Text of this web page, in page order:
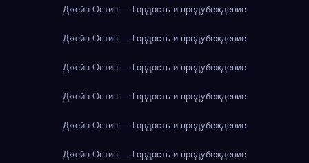
Джейн Остин — Гордость и предубеждение
Джейн Остин — Гордость и предубеждение
Джейн Остин — Гордость и предубеждение
Джейн Остин — Гордость и предубеждение
Джейн Остин — Гордость и предубеждение
Джейн Остин — Гордость и предубеждение